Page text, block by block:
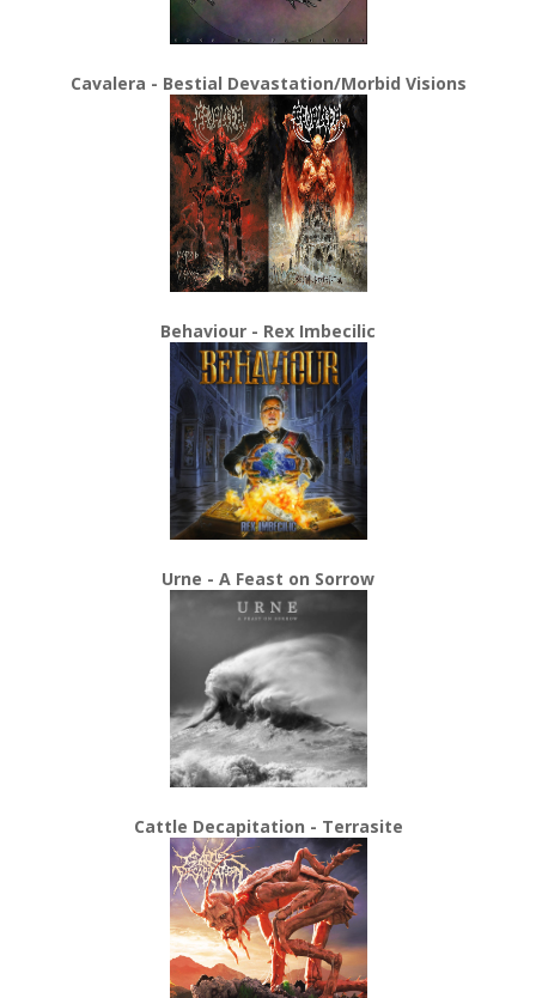
Cavalera - Bestial Devastation/Morbid Visions
Behaviour - Rex Imbecilic
Urne - A Feast on Sorrow
Cattle Decapitation - Terrasite